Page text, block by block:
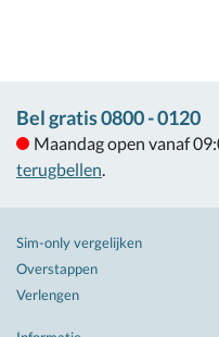
Bel gratis 0800 - 0120
Maandag open vanaf
terugbellen.
Sim-only vergelijken
Overstappen
Verlengen